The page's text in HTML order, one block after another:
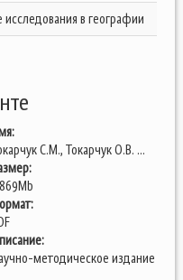
в географии
С.М., Токарчук О.В. ...
методическое издание